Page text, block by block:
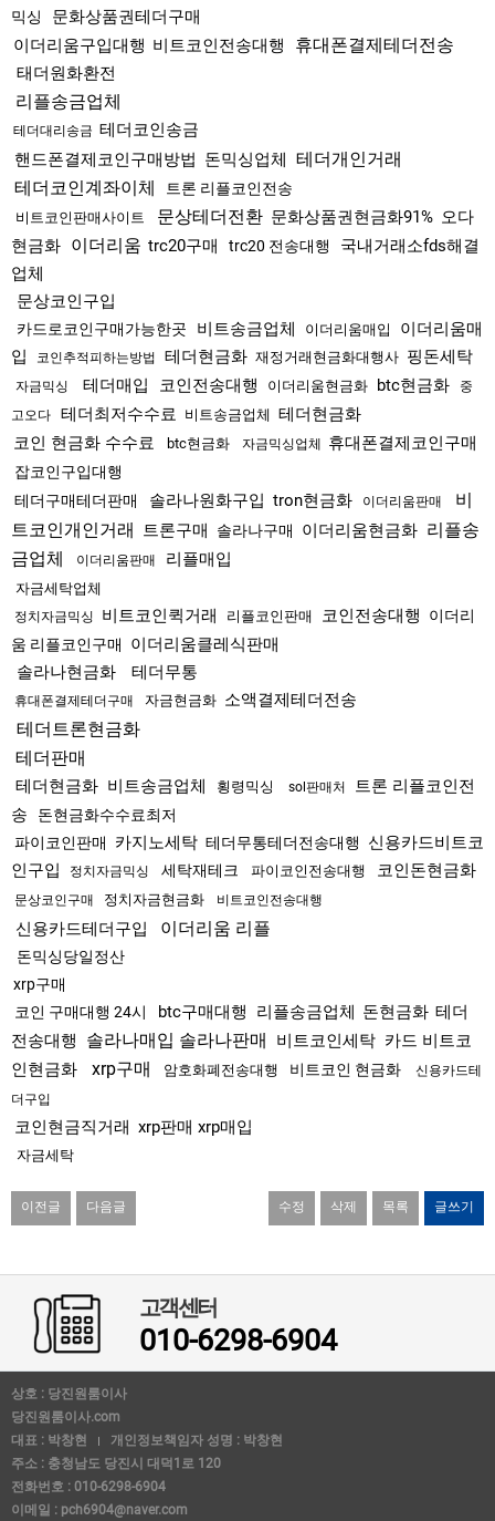
믹싱
문화상품권테더구매
이더리움구입대행 비트코인전송대행 휴대폰결제테더전송
태더원화환전
리플송금업체
테더대리송금 테더코인송금
핸드폰결제코인구매방법 돈믹싱업체 테더개인거래
테더코인계좌이체
트론 리플코인전송
비트코인판매사이트 문상테더전환 문화상품권현금화91% 오다
현금화 이더리움 trc20구매 trc20 전송대행
국내거래소fds해결
업체
문상코인구입
카드로코인구매가능한곳 비트송금업체 이더리움매입
이더리움매
입
코인추적피하는방법 테더현금화 재정거래현금화대행사 핑돈세탁
자금믹싱 테더매입 코인전송대행 이더리움현금화 btc현금화
중
고오다
테더최저수수료 비트송금업체 테더현금화
코인 현금화 수수료
btc현금화 자금믹싱업체 휴대폰결제코인구매
잡코인구입대행
테더구매테더판매
솔라나원화구입 tron현금화 이더리움판매
비
트코인개인거래 트론구매 솔라나구매 이더리움현금화 리플송
금업체
이더리움판매 리플매입
자금세탁업체
정치자금믹싱 비트코인퀵거래 리플코인판매 코인전송대행
이더리
움 리플코인구매
이더리움클레식판매
솔라나현금화
테더무통
휴대폰결제테더구매 자금현금화 소액결제테더전송
테더트론현금화
테더판매
테더현금화 비트송금업체 횡령믹싱 sol판매처
트론 리플코인전
송
돈현금화수수료최저
파이코인판매
카지노세탁 테더무통테더전송대행
신용카드비트코
인구입
정치자금믹싱 세탁재테크 파이코인전송대행 코인돈현금화
문상코인구매 정치자금현금화 비트코인전송대행
신용카드테더구입 이더리움 리플
돈믹싱당일정산
xrp구매
코인 구매대행 24시
btc구매대행 리플송금업체 돈현금화 테더
전송대행
솔라나매입 솔라나판매 비트코인세탁 카드 비트코
인현금화
xrp구매 암호화폐전송대행 비트코인 현금화
신용카드테
더구입
코인현금직거래 xrp판매 xrp매입
자금세탁
이전글 다음글 수정 삭제 목록 글쓰기
고객센터
010-6298-6904
상호 : 당진원룸이사
당진원룸이사.com
대표 : 박창현
개인정보책임자 성명 : 박창현
주소 : 충청남도 당진시 대덕1로 120
전화번호 : 010-6298-6904
이메일 : pch6904@naver.com